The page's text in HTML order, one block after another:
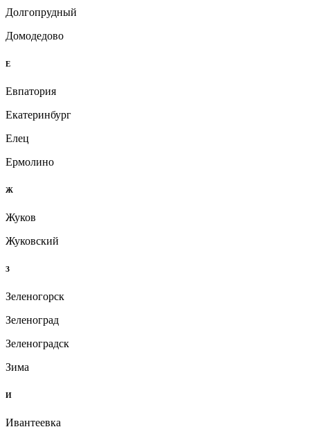
Долгопрудный
Домодедово
Е
Евпатория
Екатеринбург
Елец
Ермолино
Ж
Жуков
Жуковский
З
Зеленогорск
Зеленоград
Зеленоградск
Зима
И
Ивантеевка